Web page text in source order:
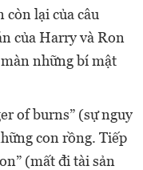
còn lại của câu
của Harry và Ron
những bí mật
of burns” (sự nguy
con rồng. Tiếp
(mất đi tài sản